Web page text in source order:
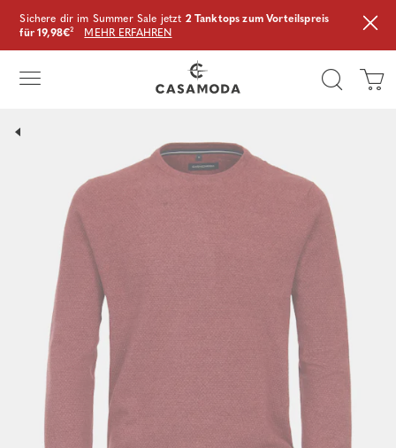
Sichere dir im Summer Sale jetzt 2 Tanktops zum Vorteilspreis
für 19,98€² MEHR ERFAHREN